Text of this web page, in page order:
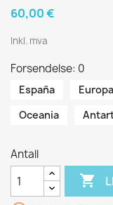
60,00 €
Inkl. mva
Forsendelse: 0
España Europa
Oceania
Antall
